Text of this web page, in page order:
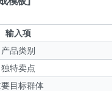
输入项
产品类别
独特卖点
目标群体